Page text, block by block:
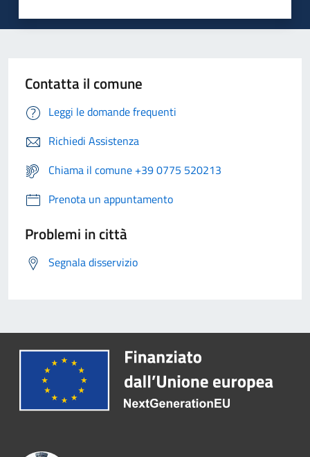
Contatta il comune
Leggi le domande frequenti
Richiedi Assistenza
Chiama il comune +39 0775 520213
Prenota un appuntamento
Problemi in città
Segnala disservizio